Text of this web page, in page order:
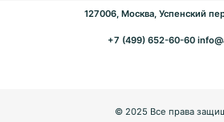
127006, Москва, Успенский
+7 (499) 652-60-60
© 2025 Все права